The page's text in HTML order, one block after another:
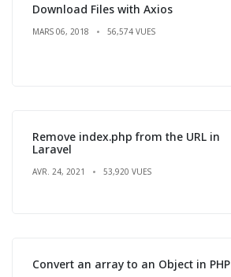
Download Files with Axios
MARS 06, 2018 56,574 VUES
Remove index.php from the URL in
Laravel
AVR. 24, 2021 53,920 VUES
Convert an array to an Object in PHP